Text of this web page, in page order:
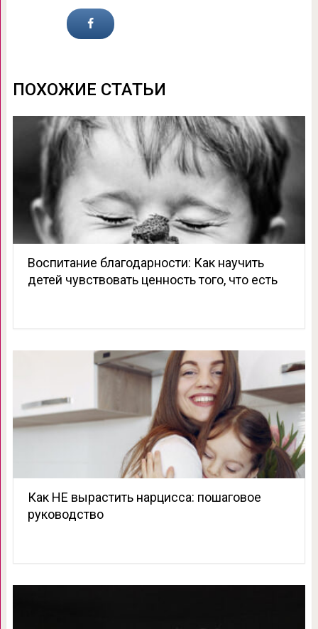
ПОХОЖИЕ СТАТЬИ
Воспитание благодарности: Как научить
детей чувствовать ценность того, что есть
Как НЕ вырастить нарцисса: пошаговое
руководство